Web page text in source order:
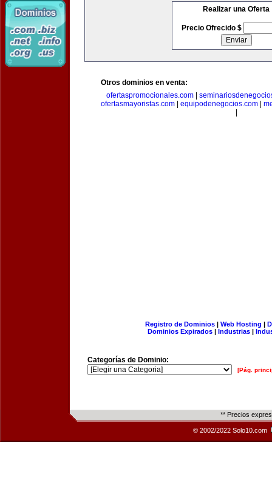
Realizar una Oferta
Precio Ofrecido $
Otros dominios en venta:
ofertaspromocionales.com
ofertasmayoristas.com
equipodenegocios.com
Registro de Dominios| Web Hosting |
Dominios Expirados | Industrias |
Categorías de Dominio:
[Pág.
** Precios
© 2002/2022 Solo10.com